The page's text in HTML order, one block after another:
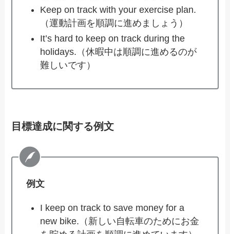
Keep on track with your exercise plan.
（運動計画を順調に進めましょう）
It’s hard to keep on track during the
holidays.（休暇中は順調に進めるのが
難しいです）
目標達成に関する例文
例文
I keep on track to save money for a
new bike.（新しい自転車のためにお金